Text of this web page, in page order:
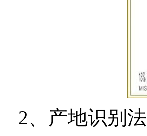
2、产地识别法